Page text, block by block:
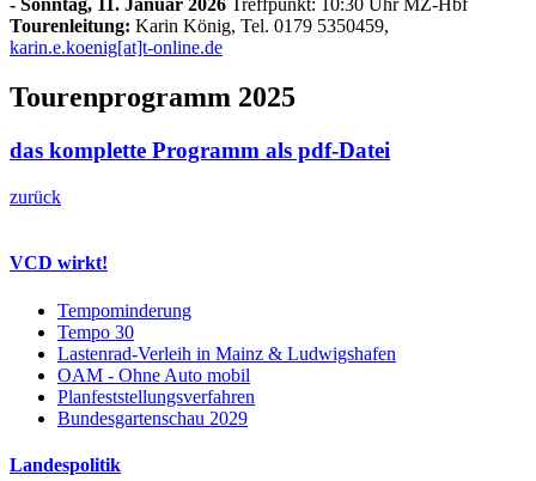
Tourenleitung: Karin König, Tel. 0179 5350459,
karin.e.koenig[at]t-online.de
Tourenprogramm 2025
das komplette Programm als pdf-Datei
zurück
VCD wirkt!
Tempominderung
Tempo 30
Lastenrad-Verleih in Mainz & Ludwigshafen
OAM - Ohne Auto mobil
Planfeststellungsverfahren
Bundesgartenschau 2029
Landespolitik